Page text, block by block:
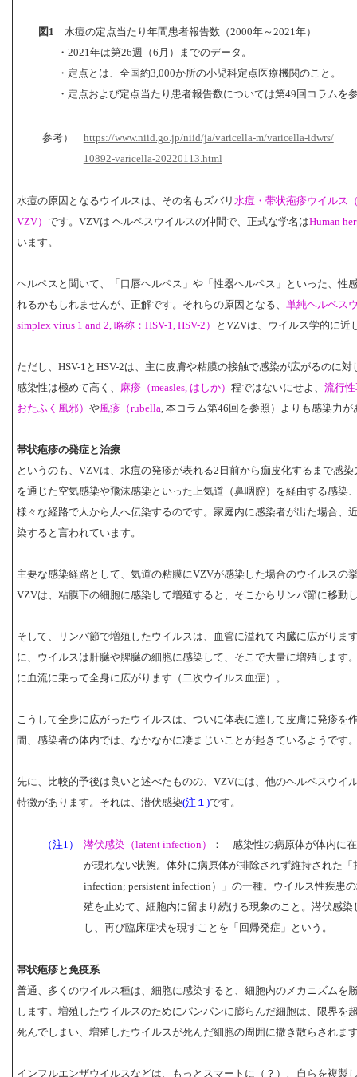
図1 水痘の定点当たり年間患者報告数（2000年～2021年）
・2021年は第26週（6月）までのデータ。
・定点とは、全国約3,000か所の小児科定点医療機関のこと。
・定点および定点当たり患者報告数については第49回コラムを
参考）
https://www.niid.go.jp/niid/ja/varicella-m/varicella-idwrs/
10892-varicella-20220113.html
水痘の原因となるウイルスは、その名もズバリ 水痘・帯状疱疹ウイルス
VZV） です。VZVは ヘルペスウイルスの仲間で、正式な学名はHuman
います。
ヘルペスと聞いて、「口唇ヘルペス」や「性器ヘルペス」といった、性
れるかもしれませんが、正解です。それらの原因となる、 単純ヘルペス
simplex virus 1 and 2, 略称：HSV-1, HSV-2）
とVZVは、ウイルス学的に近
ただし、HSV-1とHSV-2は、主に皮膚や粘膜の接触で感染が広がるのに
感染性は極めて高く、 麻疹（measles, はしか） 程ではないにせよ、 流行
おたふく風邪） や風疹（rubella , 本コラム第46回を参照）よりも感染力が
帯状疱疹の発症と治療
というのも、VZVは、水痘の発疹が表れる2日前から痂皮化するまで感
を通じた空気感染や飛沫感染といった上気道（鼻咽腔）を経由する感染
様々な経路で人から人へ伝染するのです。家庭内に感染者が出た場合、
染すると言われています。
主要な感染経路として、気道の粘膜にVZVが感染した場合のウイルスの
VZVは、粘膜下の細胞に感染して増殖すると、そこからリンパ節に移動
そして、リンパ節で増殖したウイルスは、血管に溢れて内臓に広がりま
に、ウイルスは肝臓や脾臓の細胞に感染して、そこで大量に増殖します
に血流に乗って全身に広がります（二次ウイルス血症）。
こうして全身に広がったウイルスは、ついに体表に達して皮膚に発疹を
間、感染者の体内では、なかなかに凄まじいことが起きているようです
先に、比較的予後は良いと述べたものの、VZVには、他のヘルペスウイ
特徴があります。それは、潜伏感染(注１)です。
（注1） 潜伏感染（latent infection）
： 感染性の病原体が体内に
が現れない状態。体外に病原体が排除されず維持された「
infection; persistent infection）」の一種。ウイルス性疾患
殖を止めて、細胞内に留まり続ける現象のこと。潜伏感
し、再び臨床症状を現すことを「回帰発症」という。
帯状疱疹と免疫系
普通、多くのウイルス種は、細胞に感染すると、細胞内のメカニズムを
します。増殖したウイルスのためにパンパンに膨らんだ細胞は、限界を
死んでしまい、増殖したウイルスが死んだ細胞の周囲に撒き散らされま
インフルエンザウイルスなどは、もっとスマートに（？）、自らを複製